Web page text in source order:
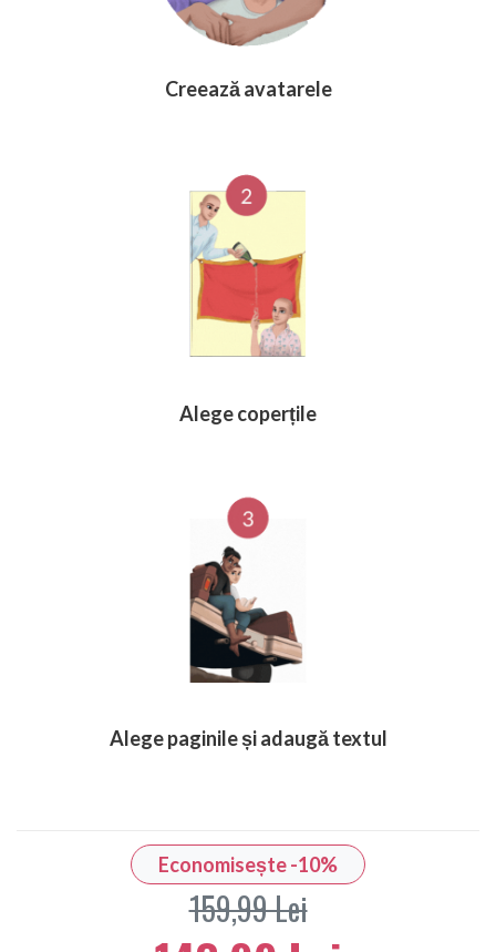
Creează avatarele
Alege coperțile
Alege paginile și adaugă textul
Economisește -10%
159,99 Lei